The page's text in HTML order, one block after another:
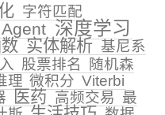
字符匹配
Agent 深度学习
实体解析 基尼系
股票排名
随机森
理 微积分 Viterbi
医药 高频交易 最